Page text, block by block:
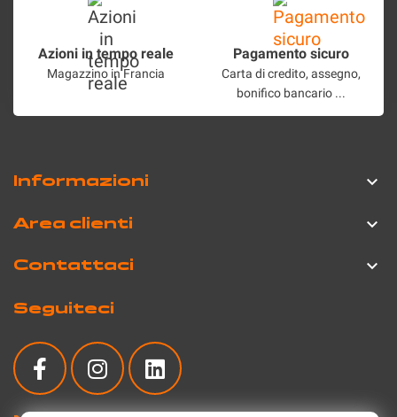
Azioni in tempo reale
Magazzino in Francia
Pagamento sicuro
Carta di credito, assegno,
bonifico bancario ...
Informazioni 
Area clienti 
Seguiteci
Contattaci 